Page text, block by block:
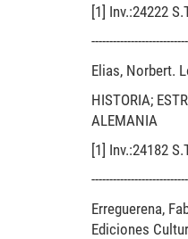
[1] Inv.:24222
Elias, Norbert.
HISTORIA;
ALEMANIA
[1] Inv.:24182
Erreguerena,
Ediciones